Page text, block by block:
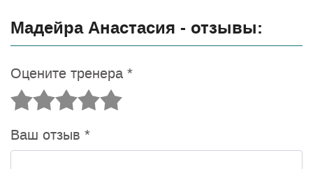
Мадейра Анастасия - отзывы:
Оцените тренера *
Ваш отзыв *